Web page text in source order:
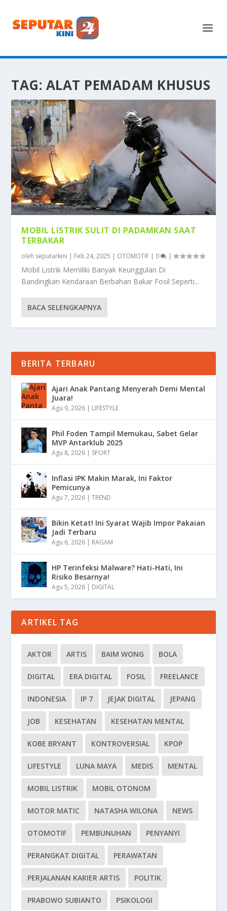
TAG: ALAT PEMADAM KHUSUS
MOBIL LISTRIK SULIT DI PADAMKAN SAAT
TERBAKAR
oleh seputarkini | Feb 24, 2025 | OTOMOTIF | 0 |
Mobil Listrik Memiliki Banyak Keunggulan Di
Bandingkan Kendaraan Berbahan Bakar Fosil Seperti...
BACA SELENGKAPNYA
BERITA TERBARU
Ajari Anak Pantang Menyerah Demi Mental
Juara!
Agu 9, 2026 | LIFESTYLE
Phil Foden Tampil Memukau, Sabet Gelar
MVP Antarklub 2025
Agu 8, 2026 | SPORT
Inflasi IPK Makin Marak, Ini Faktor
Pemicunya
Agu 7, 2026 |TREND
Bikin Ketat! Ini Syarat Wajib Impor Pakaian
Jadi Terbaru
Agu 6, 2026 | RAGAM
HP Terinfeksi Malware? Hati-Hati, Ini
Risiko Besarnya!
Agu 5, 2026 | DIGITAL
ARTIKEL TAG
AKTOR ARTIS BAIM WONG BOLA
DIGITAL ERA DIGITAL FOSIL FREELANCE
INDONESIA IP 7 JEJAK DIGITAL JEPANG
JOB KESEHATAN KESEHATAN MENTAL
KOBE BRYANT KONTROVERSIAL KPOP
LIFESTYLE LUNA MAYA MEDIS MENTAL
MOBIL LISTRIK MOBIL OTONOM
MOTOR MATIC NATASHA WILONA NEWS
OTOMOTIF PEMBUNUHAN PENYANYI
PERANGKAT DIGITAL PERAWATAN
PERJALANAN KARIER ARTIS POLITIK
PRABOWO SUBIANTO PSIKOLOGI